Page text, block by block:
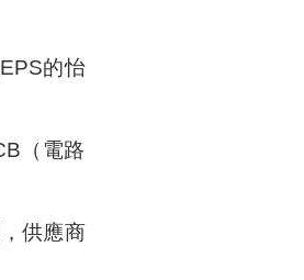
的怡
（電路
供應商